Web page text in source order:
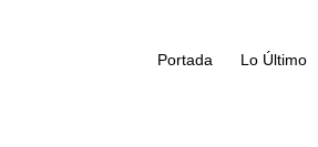
Portada Lo Último